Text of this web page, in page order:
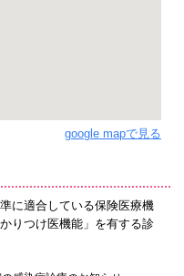
google mapで見る
に適合している保険医療機
りつけ医機能」を有する診